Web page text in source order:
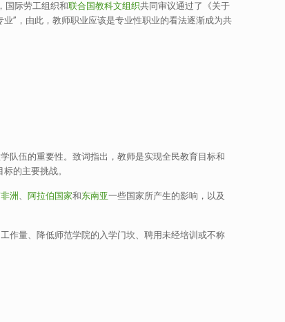
国际劳工组织和联合国教科文组织共同审议通过了《关于
”，由此，教师职业应该是专业性职业的看法逐渐成为共
队伍的重要性。致词指出，教师是实现全民教育目标和
的主要挑战。
洲 、 阿拉伯国家和东南亚一些国家所产生的影响，以及
作量、降低师范学院的入学门坎、聘用未经培训或不称